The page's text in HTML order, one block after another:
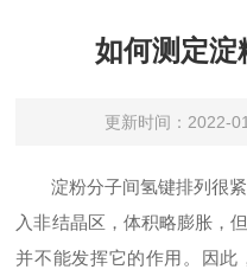
如何测定淀
更新时间：2022-
淀粉分子间氢键排列很
入非结晶区，体积略膨胀，
并不能发挥它的作用。因此